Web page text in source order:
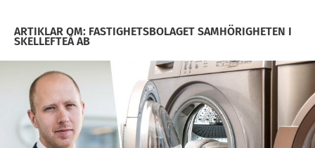
ARTIKLAR OM: FASTIGHETSBOLAGET SAMHÖRIGHETEN I
SKELLEFTEÅ AB